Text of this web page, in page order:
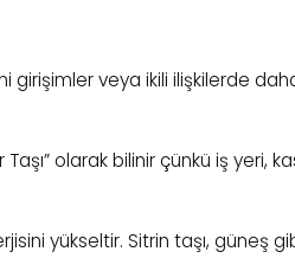
girişimler veya ikili ilişkilerde
olarak bilinir çünkü iş yeri,
yükseltir. Sitrin taşı, güneş gibi